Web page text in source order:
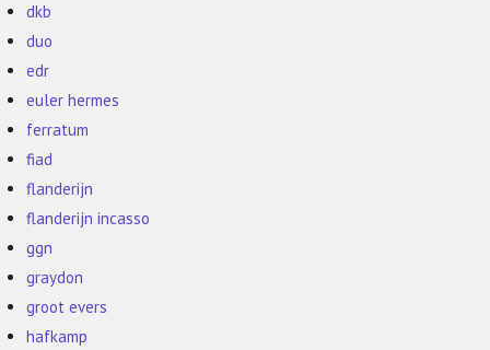
dkb
duo
edr
euler hermes
ferratum
fiad
flanderijn
flanderijn incasso
ggn
graydon
groot evers
hafkamp